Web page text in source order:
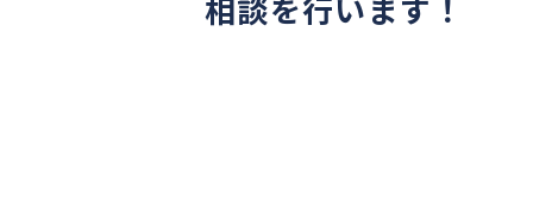
相談を行います！